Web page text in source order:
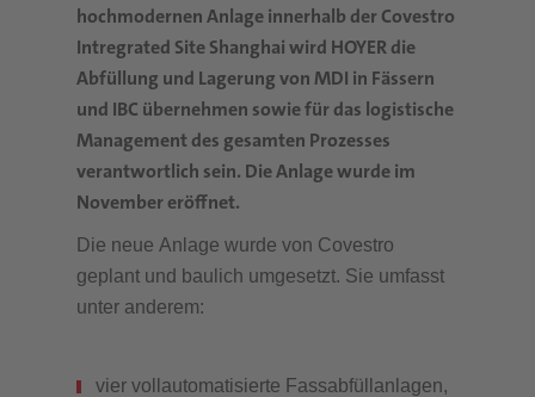
hochmodernen Anlage innerhalb der Covestro
Intregrated Site Shanghai wird HOYER die
Abfüllung und Lagerung von MDI in Fässern
und IBC übernehmen sowie für das logistische
Management des gesamten Prozesses
verantwortlich sein. Die Anlage wurde im
November eröffnet.
Die neue Anlage wurde von Covestro
geplant und baulich umgesetzt. Sie umfasst
unter anderem:
vier vollautomatisierte Fassabfüllanlagen,